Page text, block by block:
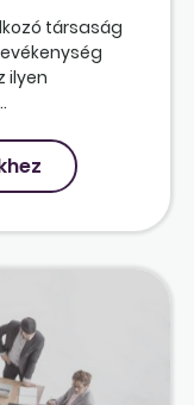
társaság
ilyen